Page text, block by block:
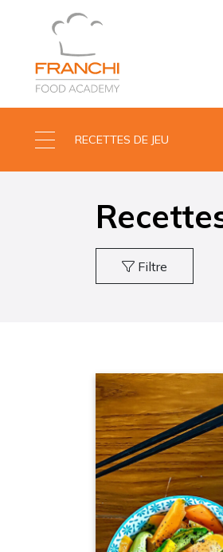
RECETTES DE JEU
Filtre